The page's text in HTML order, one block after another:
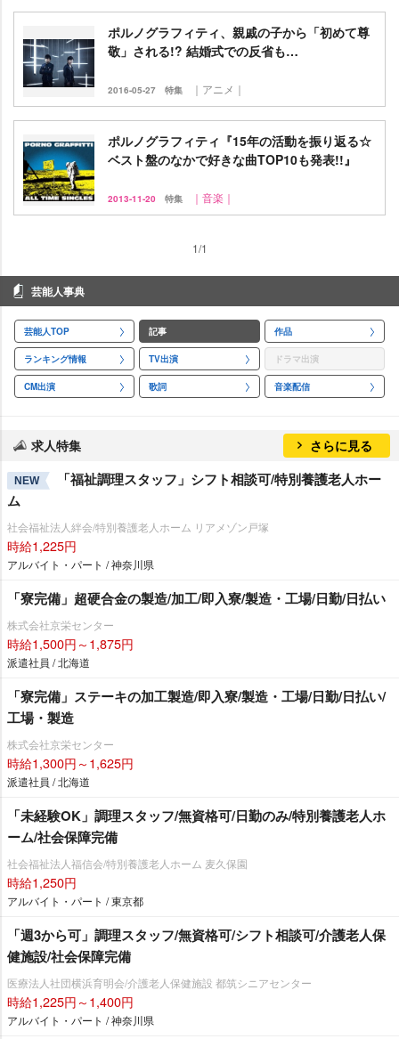
ポルノグラフィティ、親戚の子から「初めて尊
敬」される!? 結婚式での反省も…
2016-05-27 特集 ｜アニメ｜
ポルノグラフィティ『15年の活動を振り返る☆
ベスト盤のなかで好きな曲TOP10も発表!!』
2013-11-20 特集 ｜音楽｜
1/1
芸能人事典
芸能人TOP 記事 作品
ランキング情報 TV出演 ドラマ出演
CM出演 歌詞 音楽配信
求人特集 さらに見る
NEW
「福祉調理スタッフ」シフト相談可/特別養護老人ホー
ム
社会福祉法人絆会/特別養護老人ホーム リアメゾン戸塚
時給1,225円
アルバイト・パート / 神奈川県
「寮完備」超硬合金の製造/加工/即入寮/製造・工場/日勤/日払い
株式会社京栄センター
時給1,500円～1,875円
派遣社員 / 北海道
「寮完備」ステーキの加工製造/即入寮/製造・工場/日勤/日払い/
工場・製造
株式会社京栄センター
時給1,300円～1,625円
派遣社員 / 北海道
「未経験OK」調理スタッフ/無資格可/日勤のみ/特別養護老人ホ
ーム/社会保障完備
社会福祉法人福信会/特別養護老人ホーム 麦久保園
時給1,250円
アルバイト・パート / 東京都
「週3から可」調理スタッフ/無資格可/シフト相談可/介護老人保
健施設/社会保障完備
医療法人社団横浜育明会/介護老人保健施設 都筑シニアセンター
時給1,225円～1,400円
アルバイト・パート / 神奈川県